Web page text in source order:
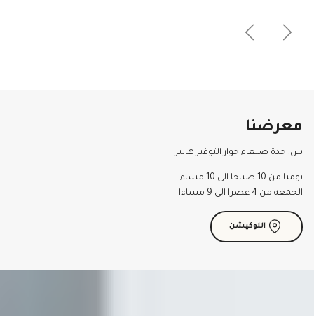
السابق
معرضنا
ش. حدة صنعاء جوار التوفير هايبر
يوميا من 10 صباحا الى 10 مساءا
الجمعه من 4 عصرا الى 9 مساءا
اللوكيشن